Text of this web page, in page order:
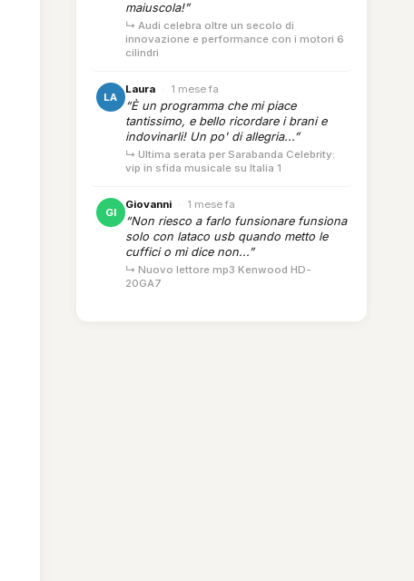
maiuscola!”
↳ Audi celebra oltre un secolo di
innovazione e performance con i motori 6
cilindri
LA
Laura · 1 mese fa
“È un programma che mi piace
tantissimo, e bello ricordare i brani e
indovinarli! Un po' di allegria...”
↳ Ultima serata per Sarabanda Celebrity:
vip in sfida musicale su Italia 1
GI
Giovanni · 1 mese fa
“Non riesco a farlo funsionare funsiona
solo con lataco usb quando metto le
cuffici o mi dice non...”
↳ Nuovo lettore mp3 Kenwood HD-
20GA7